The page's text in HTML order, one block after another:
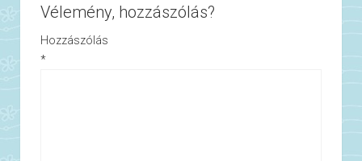
Vélemény, hozzászólás?
Hozzászólás
*